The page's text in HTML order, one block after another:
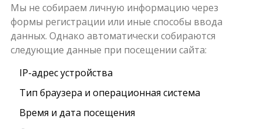
Мы не собираем личную информацию через
формы регистрации или иные способы ввода
данных. Однако автоматически собираются
следующие данные при посещении сайта:
IP-адрес устройства
Тип браузера и операционная система
Время и дата посещения